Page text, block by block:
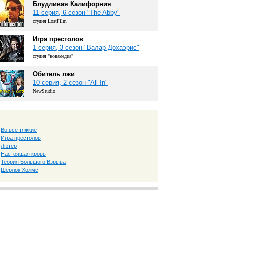
Блудливая Калифорния
11 серия, 6 сезон "The Abby"
студия LostFilm
Игра престолов
1 серия, 3 сезон "Валар Дохаэрис"
студия "новамедиа"
Обитель лжи
10 серия, 2 сезон "All In"
NewStudio
Во все тяжкие
Игра престолов
Лютер
Настоящая кровь
Теория Большого Взрыва
Шерлок Холмс